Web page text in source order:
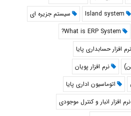
Island system
سیستم جزیره ای
What is ERP System?
نرم افزار حسابداری پایا
نرم افزار پویان
اتوماسیون اداری پایا
نرم افزار انبار و کنترل موجودی